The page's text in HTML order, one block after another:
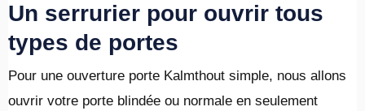
Un serrurier pour ouvrir tous
types de portes
Pour une ouverture porte Kalmthout simple, nous allons
ouvrir votre porte blindée ou normale en seulement